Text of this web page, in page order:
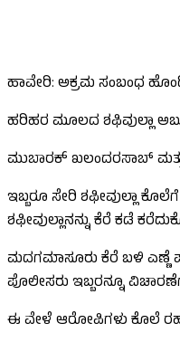
ಹಾವೇರಿ: ಅಕ್ರಮ ಸಂಬಂಧ
ಹರಿಹರ ಮೂಲದ ಶಫಿವುಲ್ಲಾ
ಮುಬಾರಕ್ ಖಲಂದರಸಾಬ್ ಮತ್ತು
ಇಬ್ಬರೂ ಸೇರಿ ಶಫೀವುಲ್ಲಾ
ಶಫೀವುಲ್ಲಾನನ್ನು ಕೆರೆ ಕಡೆ
ಮದಗಮಾಸೂರು ಕೆರೆ ಬಳಿ ಎಣ್ಣೆ
ಪೊಲೀಸರು ಇಬ್ಬರನ್ನೂ
ಈ ವೇಳೆ ಆರೋಪಿಗಳು ಕೊಲೆ